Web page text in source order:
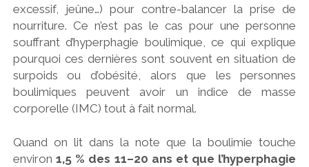
excessif, jeûne…) pour contre-balancer la prise de
nourriture. Ce n’est pas le cas pour une personne
souffrant d’hyperphagie boulimique, ce qui explique
pourquoi ces dernières sont souvent en situation de
surpoids ou d’obésité, alors que les personnes
boulimiques peuvent avoir un indice de masse
corporelle (IMC) tout à fait normal.
Quand on lit dans la note que la boulimie touche
environ 1,5 % des 11–20 ans et que l’hyperphagie